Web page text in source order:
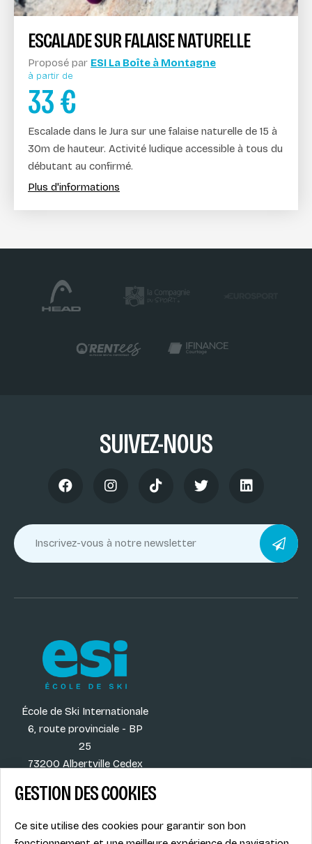
ESCALADE SUR FALAISE NATURELLE
Proposé par ESI La Boîte à Montagne
à partir de
33€
Escalade dans le Jura sur une falaise naturelle de 15 à
30m de hauteur. Activité ludique accessible à tous du
débutant au confirmé.
Plus d'informations
SUIVEZ-NOUS
École de Ski Internationale
6, route provinciale - BP
25
73200 Albertville Cedex
GESTION DES COOKIES
Ce site utilise des cookies pour garantir son bon